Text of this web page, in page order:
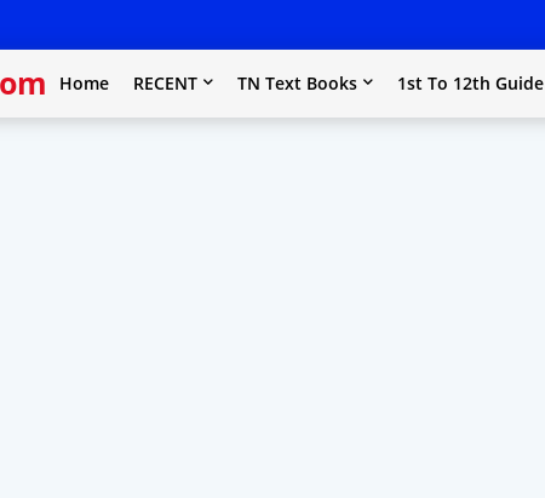
Home RECENT TN Text Books 1st To 12th Guide